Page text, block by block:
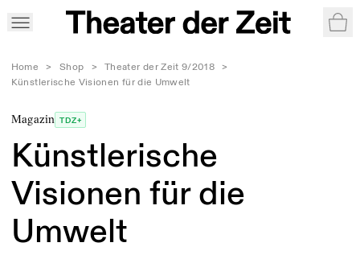
Home > Shop > Theater der Zeit 9/2018
>
Künstlerische Visionen für die Umwelt
Magazin TDZ+
Künstlerische
Visionen für die
Umwelt